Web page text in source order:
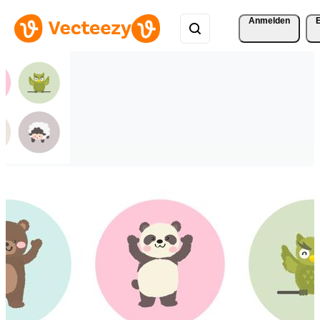
Anmelden